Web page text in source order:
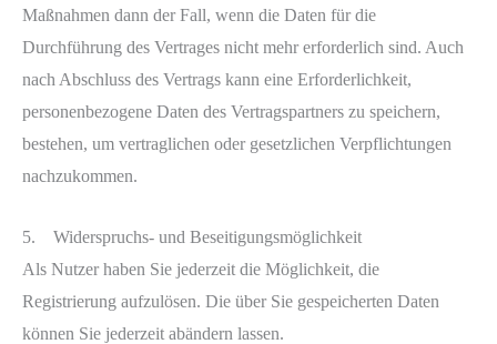
Maßnahmen dann der Fall, wenn die Daten für die
Durchführung des Vertrages nicht mehr erforderlich sind. Auch
nach Abschluss des Vertrags kann eine Erforderlichkeit,
personenbezogene Daten des Vertragspartners zu speichern,
bestehen, um vertraglichen oder gesetzlichen Verpflichtungen
nachzukommen.
5. Widerspruchs- und Beseitigungsmöglichkeit
Als Nutzer haben Sie jederzeit die Möglichkeit, die
Registrierung aufzulösen. Die über Sie gespeicherten Daten
können Sie jederzeit abändern lassen.